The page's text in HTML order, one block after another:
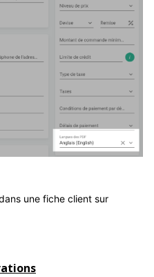
une fiche client sur